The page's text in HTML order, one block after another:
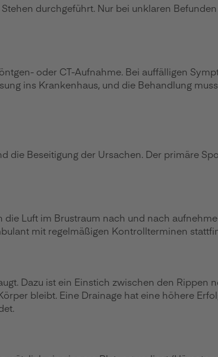
durchgeführt. Nur bei unklaren
oder CT-Aufnahme. Bei auffälligen
ins Krankenhaus, und die Behandlung
die Beseitigung der Ursachen. Der primäre
Luft im Brustraum nach und nach
mit regelmäßigen Kontrollterminen
Dazu ist ein Einstich zwischen den Rippen
bleibt. Eine Drainage hat eine höhere